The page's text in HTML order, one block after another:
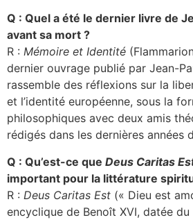
Q : Quel a été le dernier livre de
avant sa mort ?
R : Mémoire et Identité
dernier ouvrage publié par Jean-
rassemble des réflexions sur la
et l’identité européenne, sous la
philosophiques avec deux amis
rédigés dans les dernières années
Q : Qu’est-ce que Deus Caritas
important pour la littérature
R : Deus Caritas Est (« Dieu est
encyclique de Benoît XVI, datée